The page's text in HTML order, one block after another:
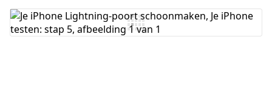
Voeg opmerking toe